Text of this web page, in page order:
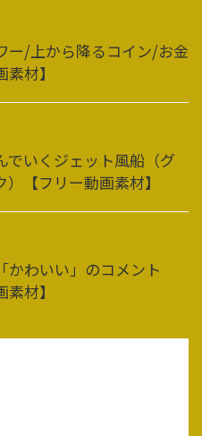
ー/上から降るコイン/お金
素材】
でいくジェット風船（グ
）【フリー動画素材】
かわいい」のコメント
素材】